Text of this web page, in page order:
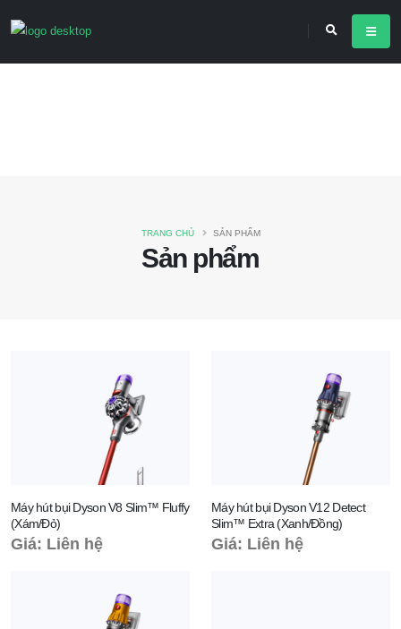
Sản phẩm
TRANG CHỦ SẢN PHẨM
Máy hút bụi Dyson V8 Slim™ Fluffy
(Xám/Đỏ)
Giá: Liên hệ
Máy hút bụi Dyson V12 Detect
Slim™ Extra (Xanh/Đồng)
Giá: Liên hệ